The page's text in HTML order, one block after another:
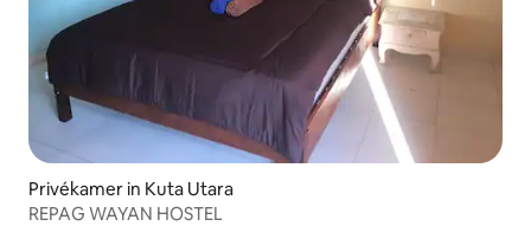
Privékamer in Kuta Utara
REPAG WAYAN HOSTEL